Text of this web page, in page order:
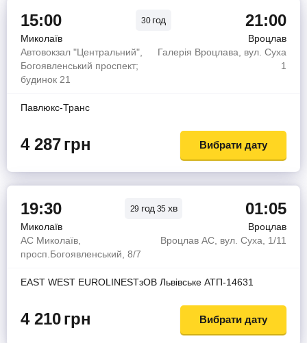
15:00 30 год 21:00
Миколаїв
Вроцлав
Автовокзал "Центральний",
Богоявленський проспект;
будинок 21
Галерія Вроцлава, вул. Суха
1
Павлюкс-Транс
4 287грн Вибрати дату
19:30 29 год 35 хв 01:05
Миколаїв
Вроцлав
АС Миколаїв,
просп.Богоявленський, 8/7
Вроцлав АС, вул. Суха, 1/11
EAST WEST EUROLINESТзОВ Львiвське АТП-14631
4 210грн Вибрати дату